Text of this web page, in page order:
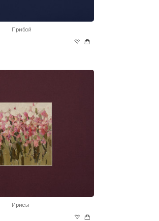
Прибой
Ирисы